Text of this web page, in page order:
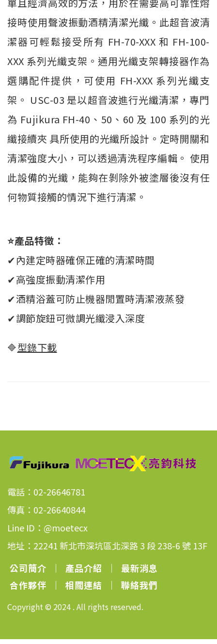
接時使用聲波振動酒精清潔光纖。此超音波清
潔器可輕鬆接受所有 FH-70-XXX 和 FH-100-
XXX 系列光纖支架。通用光纖支架轉接器作為
選購配件提供，可使用 FH-XXX 系列光纖支
架。 USC-03 是以超音波進行光纖清潔，專門
為 Fujikura FH-40、50、60 及 100 系列的光
纖接續夾 具所使用的光纖所設計。定時開關和
清潔強度大小，可以透過清洗程序編輯。 使用
此設備的光纖，能夠在剝除外被塗層後沒有任
何物質接觸的情況下進行清潔。
⭐產品特徵：
✔內建定時器確保正確的清潔時間
✔高強度振動清潔作用
✔酒精浴蓋可防止機器閒置時清潔液蒸發
✔調節旋鈕可微調光纖浸入深度
🔷型錄下載
電話：02-26646781
傳真：02-26640844
Line ID：@moetecx
地址：22241 新北市深坑區北深路 3 段 238-6 號 13F
公司簡介
｜ 產品介紹 ｜
最新消息
合作夥伴
｜ 相關連結 ｜ 聯絡我們
Copyright © 2024 . All rights reserved.